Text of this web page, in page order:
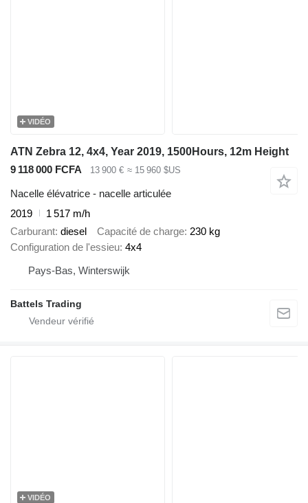
VIDÉO
ATN Zebra 12, 4x4, Year 2019, 1500Hours, 12m Height
9 118 000 FCFA
13 900 € ≈ 15 960 $US
Nacelle élévatrice - nacelle articulée
2019
1 517 m/h
Carburant diesel Capacité de charge 230 kg
Configuration de l'essieu 4x4
Pays-Bas, Winterswijk
Battels Trading
VIDÉO